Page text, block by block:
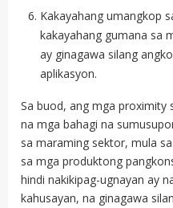
Kakayahang umangkop
kakayahang gumana sa
ay ginagawa silang
aplikasyon.
Sa buod, ang mga proximity
na mga bahagi na
sa maraming sektor, mula
sa mga produktong
hindi nakikipag-ugnayan ay
kahusayan, na ginagawa